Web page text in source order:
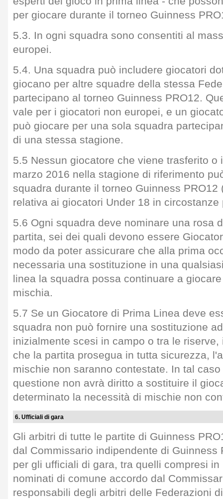
per giocare durante il torneo Guinness
5.3. In ogni squadra sono consentiti al
europei.
5.4. Una squadra può includere giocatori
giocano per altre squadre della stessa
partecipano al torneo Guinness PRO12.
vale per i giocatori non europei, e un
può giocare per una sola squadra
di una stessa stagione.
5.5 Nessun giocatore che viene trasferito o
marzo 2016 nella stagione di riferimento
squadra durante il torneo Guinness PRO12
relativa ai giocatori Under 18 in circostanze
5.6 Ogni squadra deve nominare una rosa
partita, sei dei quali devono essere
modo da poter assicurare che alla prima
necessaria una sostituzione in una
linea la squadra possa continuare a
mischia.
5.7 Se un Giocatore di Prima Linea deve
squadra non può fornire una sostituzione
inizialmente scesi in campo o tra le
che la partita prosegua in tutta sicurezza,
mischie non saranno contestate. In tal
questione non avrà diritto a sostituire il
determinato la necessità di mischie non
6. Ufficiali di gara
Gli arbitri di tutte le partite di Guinness
dal Commissario indipendente di Guinness
per gli ufficiali di gara, tra quelli compresi
nominati di comune accordo dal
responsabili degli arbitri delle Federazioni